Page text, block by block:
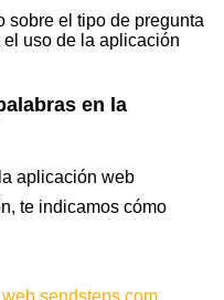
sobre el tipo de pregunta
uso de la aplicación
en la
aplicación web
te indicamos cómo